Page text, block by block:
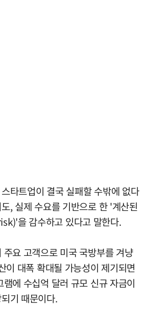
타트업이 결국 실패할 수밖에 없다
, 실제 수요를 기반으로 한 '계산된
을 감수하고 있다고 말한다.
주요 고객으로 미국 국방부를 겨냥
이 대폭 확대될 가능성이 제기되면
에 수십억 달러 규모 신규 자금이
기 때문이다.